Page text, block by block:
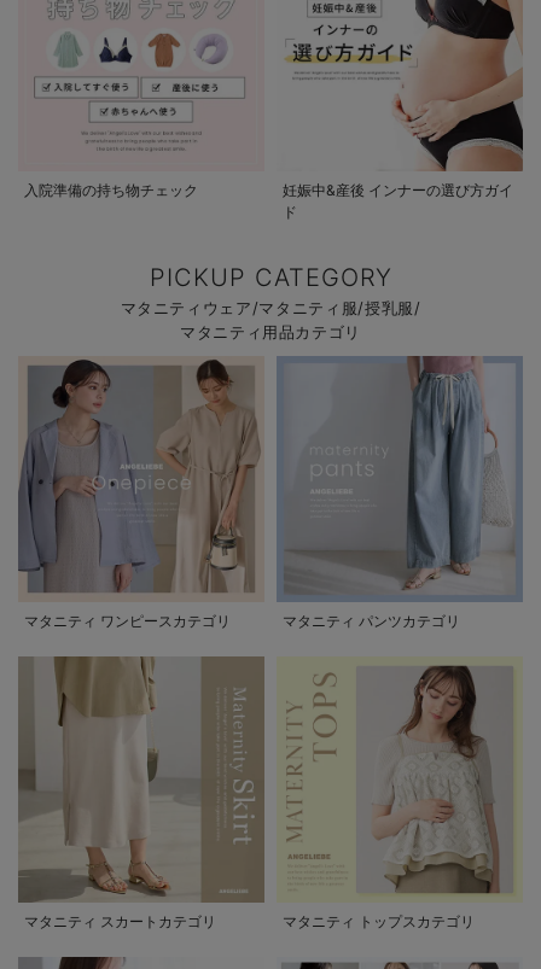
入院準備の持ち物チェック
妊娠中&産後 インナーの選び方ガイ
ド
PICKUP CATEGORY
マタニティウェア/マタニティ服/授乳服/
マタニティ用品カテゴリ
マタニティ ワンピースカテゴリ マタニティ パンツカテゴリ
マタニティ スカートカテゴリ マタニティ トップスカテゴリ